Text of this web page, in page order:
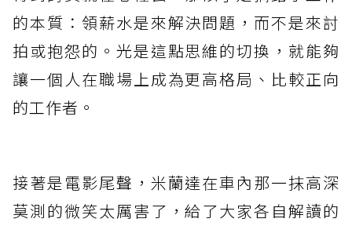
的本質：領薪水是來解決問題，而不是來討
拍或抱怨的。光是這點思維的切換，就能夠
讓一個人在職場上成為更高格局、比較正向
的工作者。
接著是電影尾聲，米蘭達在車內那一抹高深
莫測的微笑太厲害了，給了大家各自解讀的